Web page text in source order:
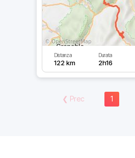
Distanza
122 km
Durata
2h16
❮ Prec 1